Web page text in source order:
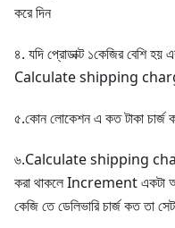
করে দিন
৪. যদি প্রোডাক্ট ১কেজির বেশি হয়
Calculate shipping
৫.কোন লোকেশন এ কত টাকা চার্জ
৬.Calculate shipping
করা থাকলে Increment একটা
কেজি তে ডেলিভারি চার্জ কত তা